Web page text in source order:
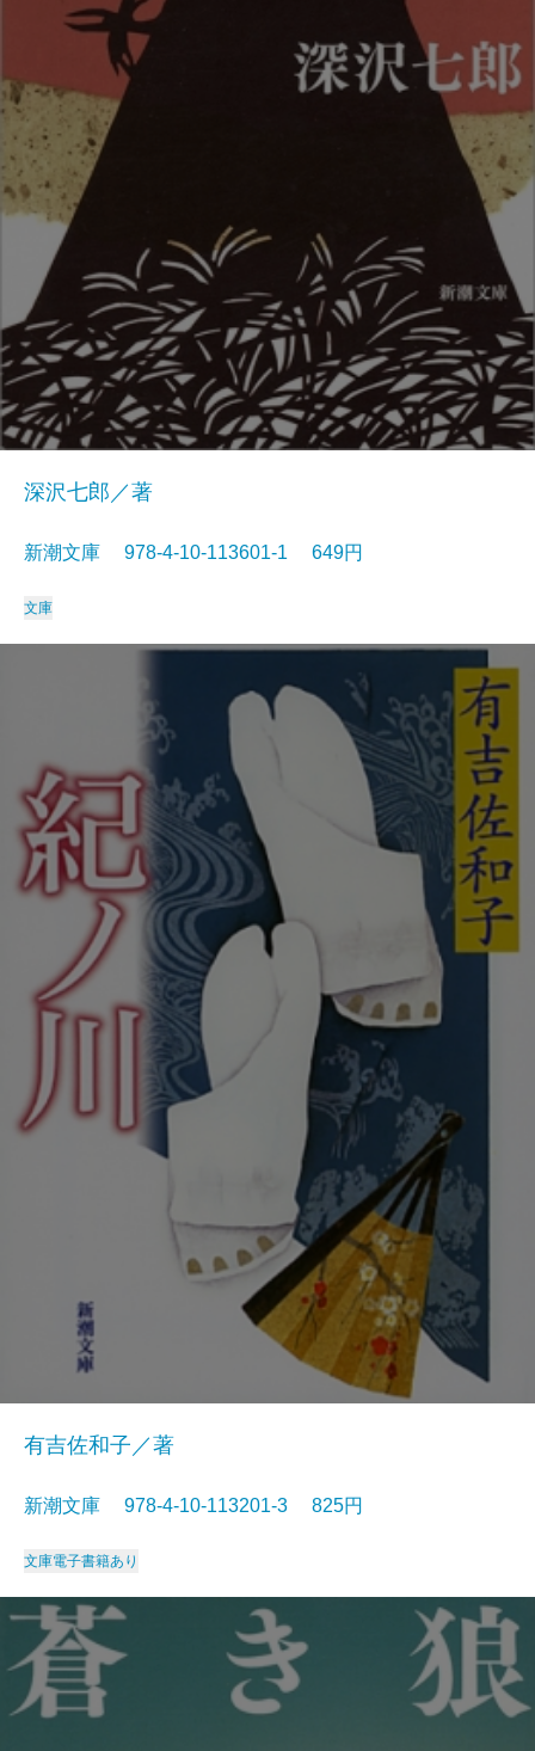
深沢七郎／著
新潮文庫 978-4-10-113601-1 649円
文庫
有吉佐和子／著
新潮文庫 978-4-10-113201-3 825円
文庫電子書籍あり